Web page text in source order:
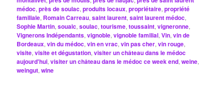
médoc,près de soulac,produits locaux,propriétaire,propriété
familiale, Romain Carreau,saint laurent,saint laurent médoc,
Sophie Martin,soualc,soulac,tourisme,toussaint,vigneronne,
Vignerons Indépendants,vignoble,vignoble familial,Vin,vin de
Bordeaux,vin du médoc,vin en vrac,vin pas cher,vin rouge,
visite,visite et dégustation,visiter un château dans le médoc
aujourd'hui,visiter un château dans le médoc ce week end,weine,
weingut,wine